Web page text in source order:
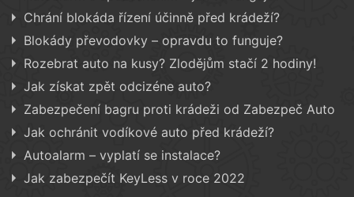
Chrání blokáda řízení účinně před krádeží?
Blokády převodovky – opravdu to funguje?
Rozebrat auto na kusy? Zlodějům stačí 2 hodiny!
Jak získat zpět odcizéne auto?
Zabezpečení bagru proti krádeži od Zabezpeč Auto
Jak ochránit vodíkové auto před krádeží?
Autoalarm – vyplatí se instalace?
Jak zabezpečít KeyLess v roce 2022